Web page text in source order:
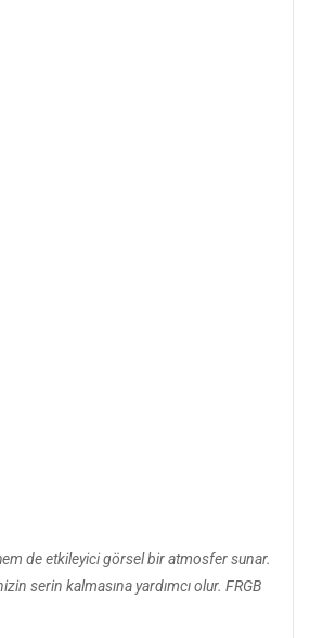
de etkileyici görsel bir atmosfer sunar.
serin kalmasına yardımcı olur. FRGB